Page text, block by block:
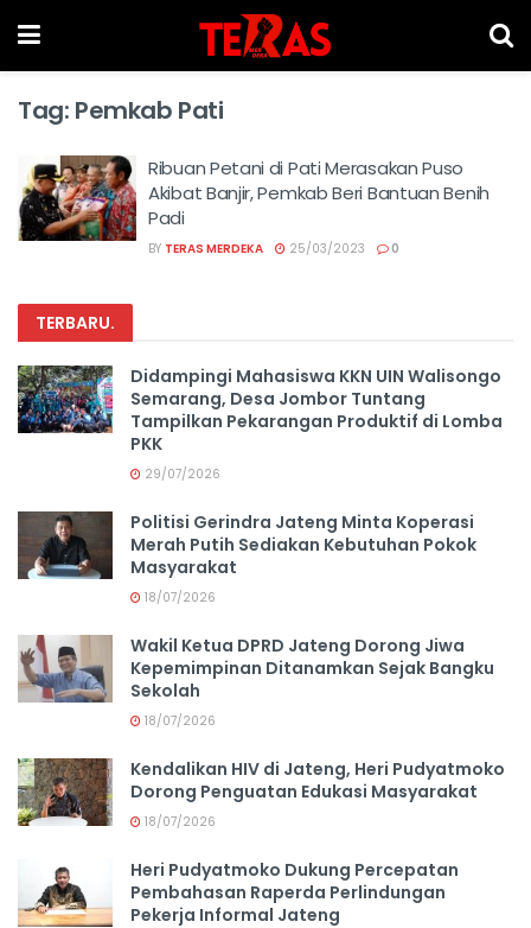
Tag: Pemkab Pati
Ribuan Petani di Pati Merasakan Puso
Akibat Banjir, Pemkab Beri Bantuan Benih
Padi
BY TERAS MERDEKA 25/03/2023 0
TERBARU.
Didampingi Mahasiswa KKN UIN Walisongo
Semarang, Desa Jombor Tuntang
Tampilkan Pekarangan Produktif di Lomba
PKK
29/07/2026
Politisi Gerindra Jateng Minta Koperasi
Merah Putih Sediakan Kebutuhan Pokok
Masyarakat
18/07/2026
Wakil Ketua DPRD Jateng Dorong Jiwa
Kepemimpinan Ditanamkan Sejak Bangku
Sekolah
18/07/2026
Kendalikan HIV di Jateng, Heri Pudyatmoko
Dorong Penguatan Edukasi Masyarakat
18/07/2026
Heri Pudyatmoko Dukung Percepatan
Pembahasan Raperda Perlindungan
Pekerja Informal Jateng